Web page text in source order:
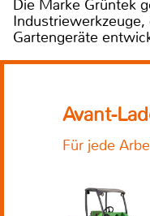
Die Marke Grüntek
Gartengeräte
Avant-
Für jede